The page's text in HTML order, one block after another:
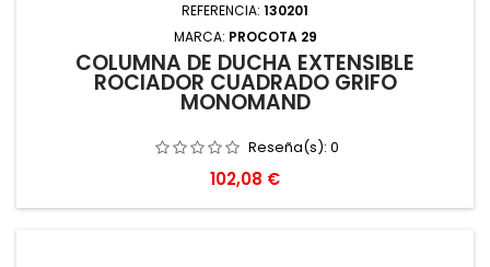
REFERENCIA: 130201
MARCA: PROCOTA 29
COLUMNA DE DUCHA EXTENSIBLE
ROCIADOR CUADRADO GRIFO
MONOMAND
Reseña(s): 0
Precio
102,08 €